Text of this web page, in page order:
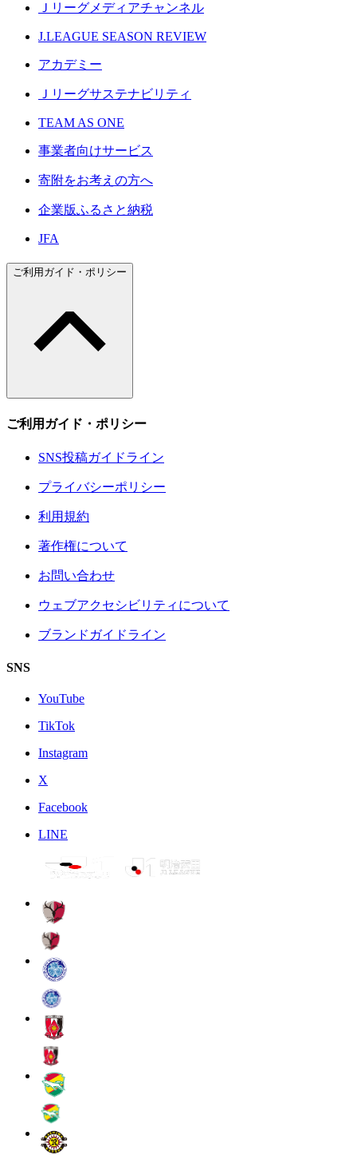
Ｊリーグメディアチャンネル
J.LEAGUE SEASON REVIEW
アカデミー
Ｊリーグサステナビリティ
TEAM AS ONE
事業者向けサービス
寄附をお考えの方へ
企業版ふるさと納税
JFA
ご利用ガイド・ポリシー
ご利用ガイド・ポリシー
SNS投稿ガイドライン
プライバシーポリシー
利用規約
著作権について
お問い合わせ
ウェブアクセシビリティについて
ブランドガイドライン
SNS
YouTube
TikTok
Instagram
X
Facebook
LINE